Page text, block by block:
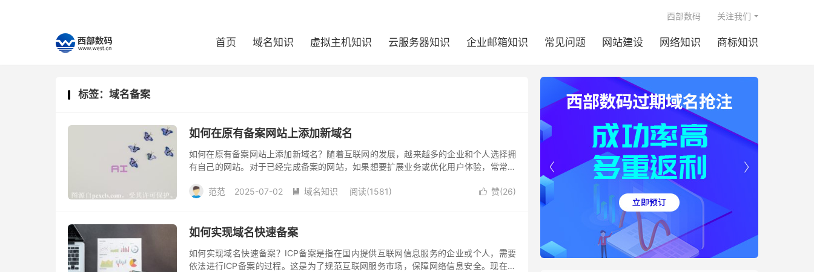
首页 域名知识 虚拟主机知识 云服务器知识 企业邮箱知识 常见问题 网站建设 网络知识 商标知识
西部数码 关注我们
标签：域名备案
如何在原有备案网站上添加新域名
如何在原有备案网站上添加新域名？随着互联网的发展，越来越多的企业和个人选择拥
有自己的网站。对于已经完成备案的网站，如果想要扩展业务或优化用户体验，常常需
程。
范范 2025-07-02  域名知识 阅读(1581)  赞(26)
如何实现域名快速备案
如何实现域名快速备案？ICP备案是指在国内提供互联网信息服务的企业或个人，需要
依法进行ICP备案的过程。这是为了规范互联网服务市场，保障网络信息安全。现在办

